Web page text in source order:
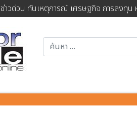
ข่าวด่วน ทันเหตุการณ์ เศรษฐกิจ การลงทุน